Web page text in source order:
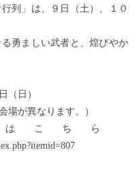
列」は、９日（土）、１０
勇ましい武者と、煌びやか
日）
が異なります。）
ちら